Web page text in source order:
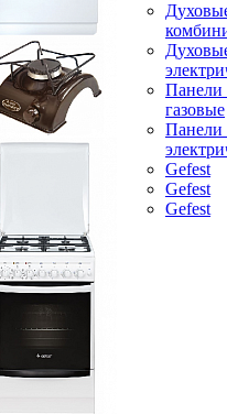
Панели
газовые
Панели
Gefest
Gefest
Gefest